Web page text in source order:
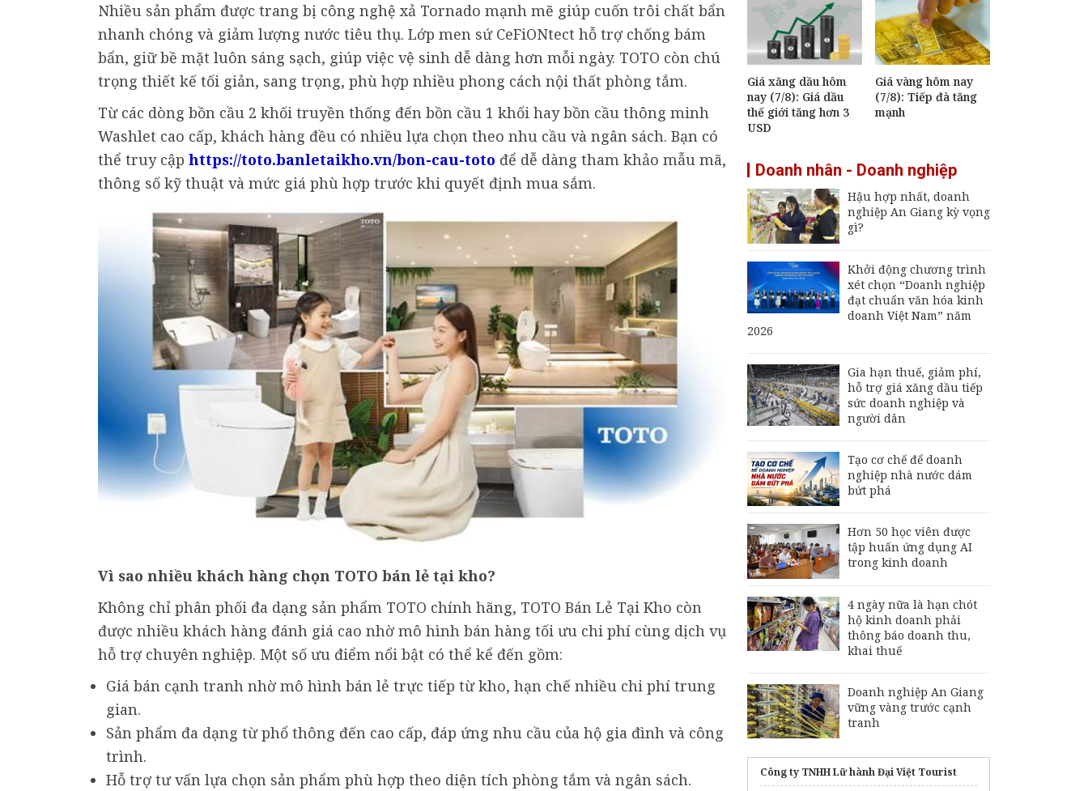
Nhiều sản phẩm được trang bị công nghệ xả Tornado mạnh mẽ giúp cuốn trôi chất bẩn
nhanh chóng và giảm lượng nước tiêu thụ. Lớp men sứ CeFiONtect hỗ trợ chống bám
bẩn, giữ bề mặt luôn sáng sạch, giúp việc vệ sinh dễ dàng hơn mỗi ngày. TOTO còn chú
trọng thiết kế tối giản, sang trọng, phù hợp nhiều phong cách nội thất phòng tắm.
Từ các dòng bồn cầu 2 khối truyền thống đến bồn cầu 1 khối hay bồn cầu thông minh
Washlet cao cấp, khách hàng đều có nhiều lựa chọn theo nhu cầu và ngân sách. Bạn có
thể truy cập https://toto.banletaikho.vn/bon-cau-toto để dễ dàng tham khảo mẫu mã,
thông số kỹ thuật và mức giá phù hợp trước khi quyết định mua sắm.
Vì sao nhiều khách hàng chọn TOTO bán lẻ tại kho?
Không chỉ phân phối đa dạng sản phẩm TOTO chính hãng, TOTO Bán Lẻ Tại Kho còn
được nhiều khách hàng đánh giá cao nhờ mô hình bán hàng tối ưu chi phí cùng dịch vụ
hỗ trợ chuyên nghiệp. Một số ưu điểm nổi bật có thể kể đến gồm:
Giá bán cạnh tranh nhờ mô hình bán lẻ trực tiếp từ kho, hạn chế nhiều chi phí trung
gian.
Sản phẩm đa dạng từ phổ thông đến cao cấp, đáp ứng nhu cầu của hộ gia đình và công
trình.
Hỗ trợ tư vấn lựa chọn sản phẩm phù hợp theo diện tích phòng tắm và ngân sách.
Giá xăng dầu hôm
nay (7/8): Giá dầu
thế giới tăng hơn 3
USD
Giá vàng hôm nay
(7/8): Tiếp đà tăng
mạnh
Doanh nhân - Doanh nghiệp
Hậu hợp nhất, doanh
nghiệp An Giang kỳ vọng
gì?
Khởi động chương trình
xét chọn “Doanh nghiệp
đạt chuẩn văn hóa kinh
doanh Việt Nam” năm
2026
Gia hạn thuế, giảm phí,
hỗ trợ giá xăng dầu tiếp
sức doanh nghiệp và
người dân
Tạo cơ chế để doanh
nghiệp nhà nước dám
bứt phá
Hơn 50 học viên được
tập huấn ứng dụng AI
trong kinh doanh
4 ngày nữa là hạn chót
hộ kinh doanh phải
thông báo doanh thu,
khai thuế
Doanh nghiệp An Giang
vững vàng trước cạnh
tranh
Công ty TNHH Lữ hành Đại Việt Tourist